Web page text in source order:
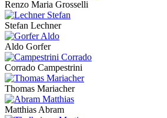
Renzo Maria Grosselli
Stefan Lechner
Aldo Gorfer
Corrado Campestrini
Thomas Mariacher
Matthias Abram